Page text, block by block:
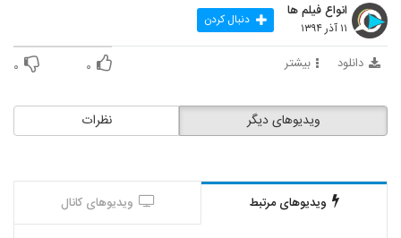
انواع فیلم ها
۱۱ آذر ۱۳۹۴ دنبال کردن
دانلود بیشتر ۰ ۰
نظرات ویدیوهای دیگر
ویدیوهای مرتبط ویدیوهای کانال